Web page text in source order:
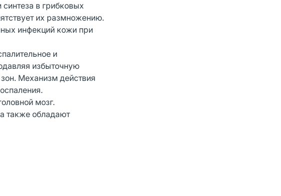
в грибковых
их размножению.
инфекций кожи при
и
избыточную
Механизм действия
мозг.
также обладают